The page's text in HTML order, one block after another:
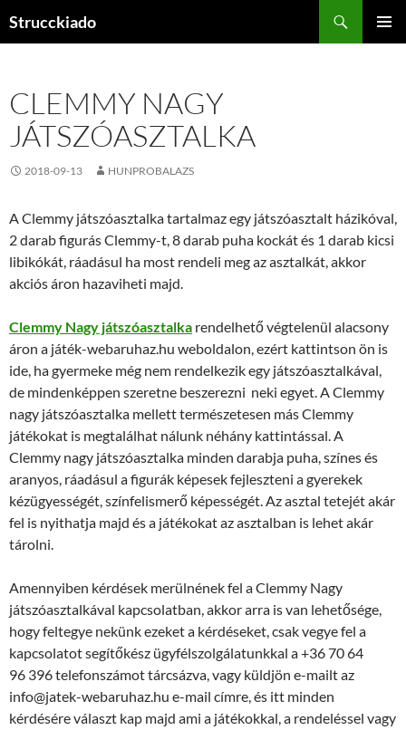
Strucckiado
CLEMMY NAGY
JÁTSZÓASZTALKA
2018-09-13 HUNPROBALAZS
A Clemmy játszóasztalka tartalmaz egy játszóasztalt házikóval,
2 darab figurás Clemmy-t, 8 darab puha kockát és 1 darab kicsi
libikókát, ráadásul ha most rendeli meg az asztalkát, akkor
akciós áron hazaviheti majd.
Clemmy Nagy játszóasztalka rendelhető végtelenül alacsony
áron a játék-webaruhaz.hu weboldalon, ezért kattintson ön is
ide, ha gyermeke még nem rendelkezik egy játszóasztalkával,
de mindenképpen szeretne beszerezni neki egyet. A Clemmy
nagy játszóasztalka mellett természetesen más Clemmy
játékokat is megtalálhat nálunk néhány kattintással. A
Clemmy nagy játszóasztalka minden darabja puha, színes és
aranyos, ráadásul a figurák képesek fejleszteni a gyerekek
kézügyességét, színfelismerő képességét. Az asztal tetejét akár
fel is nyithatja majd és a játékokat az asztalban is lehet akár
tárolni.
Amennyiben kérdések merülnének fel a Clemmy Nagy
játszóasztalkával kapcsolatban, akkor arra is van lehetősége,
hogy feltegye nekünk ezeket a kérdéseket, csak vegye fel a
kapcsolatot segítőkész ügyfélszolgálatunkkal a +36 70 64
96 396 telefonszámot tárcsázva, vagy küldjön e-mailt az
info@jatek-webaruhaz.hu e-mail címre, és itt minden
kérdésére választ kap majd ami a játékokkal, a rendeléssel vagy